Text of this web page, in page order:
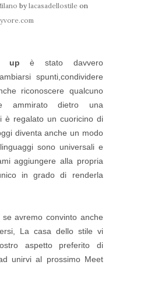
by lacasadellostileon
up è stato davvero
spunti,condividere
riconoscere qualcuno
dietro una
è regalato un cuoricino di
diventa anche un modo
sono universali e
aggiungere alla propria
in grado di renderla
avremo convinto anche
La casa dello stile vi
aspetto preferito di
unirvi al prossimo Meet